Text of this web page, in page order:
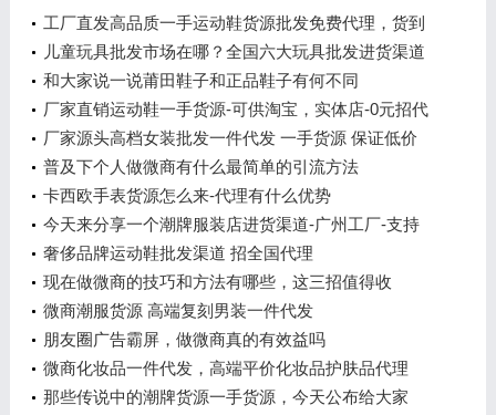
工厂直发高品质一手运动鞋货源批发免费代理，货到
付款，七天无理由退换
儿童玩具批发市场在哪？全国六大玩具批发进货渠道
和大家说一说莆田鞋子和正品鞋子有何不同
厂家直销运动鞋一手货源-可供淘宝，实体店-0元招代
理
厂家源头高档女装批发一件代发 一手货源 保证低价
普及下个人做微商有什么最简单的引流方法
卡西欧手表货源怎么来-代理有什么优势
今天来分享一个潮牌服装店进货渠道-广州工厂-支持
比价
奢侈品牌运动鞋批发渠道 招全国代理
现在做微商的技巧和方法有哪些，这三招值得收
藏！！
微商潮服货源 高端复刻男装一件代发
朋友圈广告霸屏，做微商真的有效益吗
微商化妆品一件代发，高端平价化妆品护肤品代理
那些传说中的潮牌货源一手货源，今天公布给大家